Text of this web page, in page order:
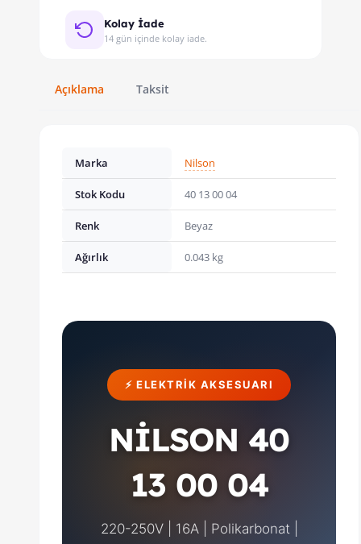
Kolay İade
14 gün içinde kolay iade.
Açıklama Taksit
Marka Nilson
Stok Kodu 40 13 00 04
Renk Beyaz
Ağırlık 0.043 kg
⚡ ELEKTRIK AKSESUARI
NİLSON 40
13 00 04
220-250V | 16A | Polikarbonat |